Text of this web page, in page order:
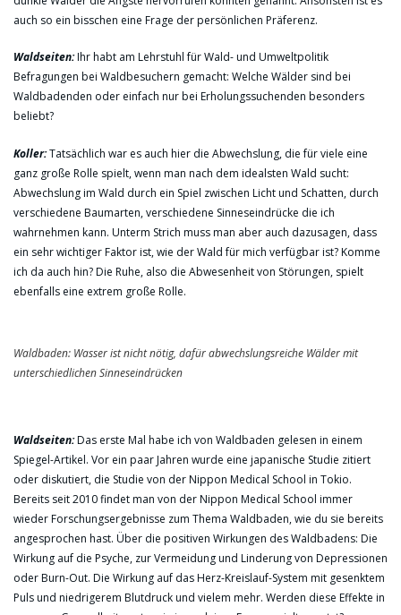
auch so ein bisschen eine Frage der persönlichen Präferenz.
Waldseiten:Ihr habt am Lehrstuhl für Wald- und Umweltpolitik
Befragungen bei Waldbesuchern gemacht: Welche Wälder sind bei
Waldbadenden oder einfach nur bei Erholungssuchenden besonders
beliebt?
Koller:Tatsächlich war es auch hier die Abwechslung, die für viele eine
ganz große Rolle spielt, wenn man nach dem idealsten Wald sucht:
Abwechslung im Wald durch ein Spiel zwischen Licht und Schatten, durch
verschiedene Baumarten, verschiedene Sinneseindrücke die ich
wahrnehmen kann. Unterm Strich muss man aber auch dazusagen, dass
ein sehr wichtiger Faktor ist, wie der Wald für mich verfügbar ist? Komme
ich da auch hin? Die Ruhe, also die Abwesenheit von Störungen, spielt
ebenfalls eine extrem große Rolle.
Waldbaden: Wasser ist nicht nötig, dafür abwechslungsreiche Wälder mit
unterschiedlichen Sinneseindrücken
Waldseiten:Das erste Mal habe ich von Waldbaden gelesen in einem
Spiegel-Artikel. Vor ein paar Jahren wurde eine japanische Studie zitiert
oder diskutiert, die Studie von der Nippon Medical School in Tokio.
Bereits seit 2010 findet man von der Nippon Medical School immer
wieder Forschungsergebnisse zum Thema Waldbaden, wie du sie bereits
angesprochen hast. Über die positiven Wirkungen des Waldbadens: Die
Wirkung auf die Psyche, zur Vermeidung und Linderung von Depressionen
oder Burn-Out. Die Wirkung auf das Herz-Kreislauf-System mit gesenktem
Puls und niedrigerem Blutdruck und vielem mehr. Werden diese Effekte in